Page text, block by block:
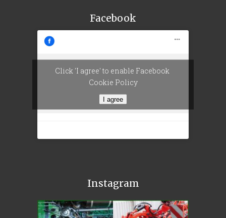
Facebook
Click 'I agree' to enable Facebook
Cookie Policy
I agree
Instagram